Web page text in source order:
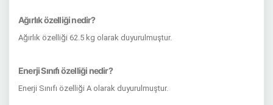
Ağırlık özelliği nedir?
Ağırlık özelliği 62.5 kg olarak duyurulmuştur.
Enerji Sınıfı özelliği nedir?
Enerji Sınıfı özelliği A olarak duyurulmuştur.